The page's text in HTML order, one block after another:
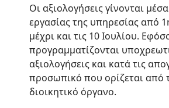
Οι αξιολογήσεις γίνονται
εργασίας της υπηρεσίας από
μέχρι και τις 10 Ιουλίου.
προγραμματίζονται
αξιολογήσεις και κατά τις
προσωπικό που ορίζεται από
διοικητικό όργανο.